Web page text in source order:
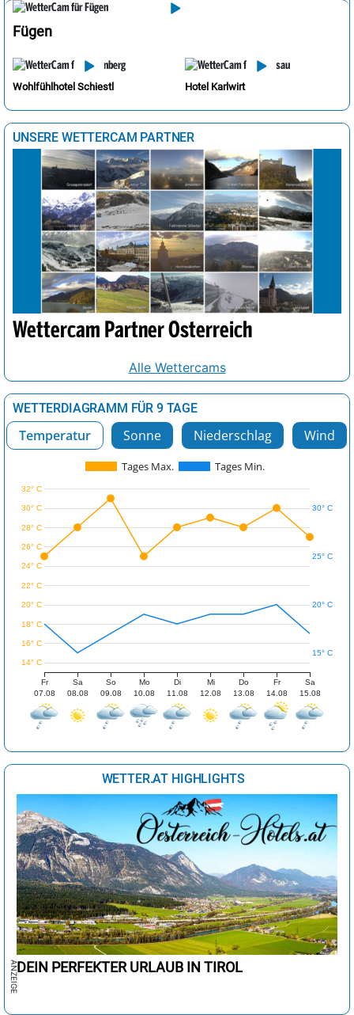
Fügen
Wohlfühlhotel Schiestl Hotel Karlwirt
UNSERE WETTERCAM PARTNER
Wettercam Partner Österreich
Alle Wettercams
WETTERDIAGRAMM FÜR 9 TAGE
Temperatur Sonne Niederschlag Wind
Tages Max. Tages Min.
Fr
07.08
Sa
08.08
So
09.08
Mo
10.08
Di
11.08
Mi
12.08
Do
13.08
Fr
14.08
Sa
15.08
14° C
16° C
18° C
20° C
22° C
24° C
26° C
28° C
30° C
32° C
15° C
20° C
25° C
30° C
WETTER.AT HIGHLIGHTS
DEIN PERFEKTER URLAUB IN TIROL